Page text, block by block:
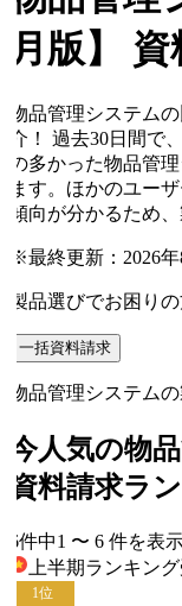
版】 資
品管理システムの
！ 過去30日間で、
多かった物品管理
す。ほかのユーザ
向が分かるため、
最終更新： 2026年
品選びでお困りの
一括資料請求
品管理システムの
人気の物品
料請求ラン
件中1〜6件を表示
上半期ランキング
位